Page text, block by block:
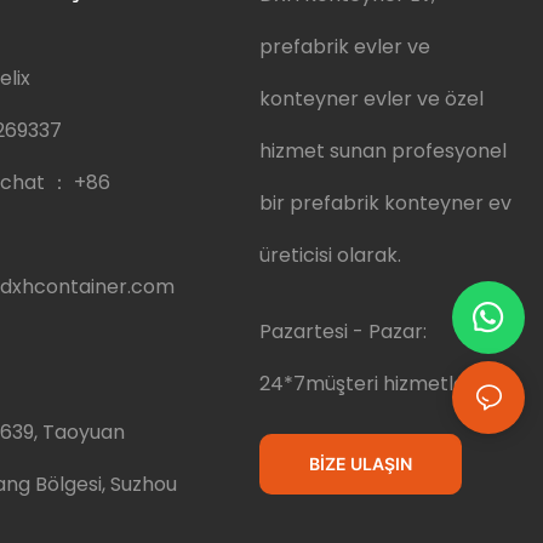
： +86
Taoyuan
Bölgesi, Suzhou
prefabrik evler ve
konteyner evler ve özel
hizmet sunan profesyonel
bir prefabrik konteyner ev
üreticisi olarak.
Pazartesi - Pazar:
24*7müşteri hizmetleri
BIZE ULAŞIN